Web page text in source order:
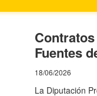
Fuentes
18/06/2026
La Diputación